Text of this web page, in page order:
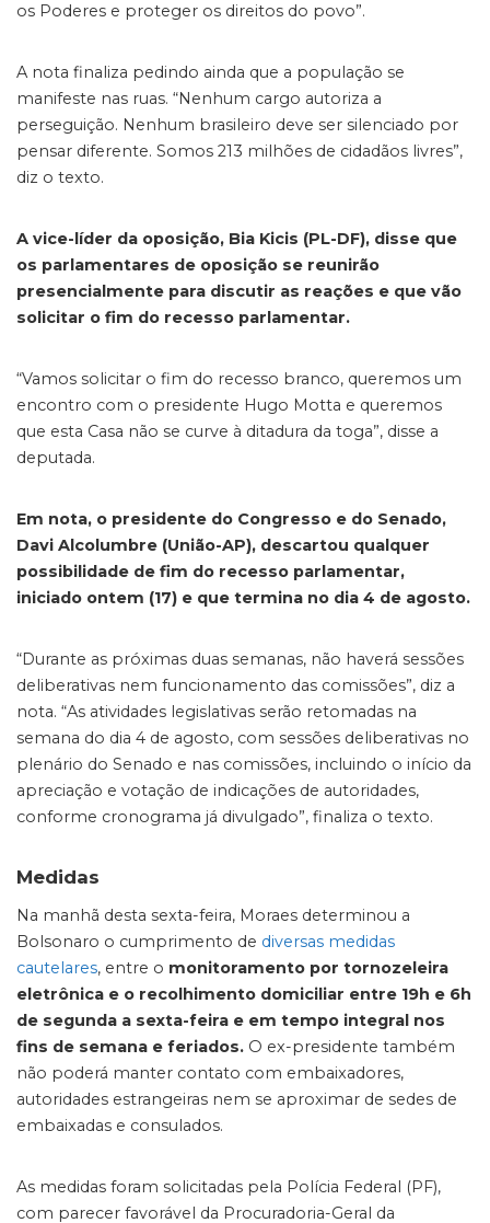
os Poderes e proteger os direitos do povo”.
A nota finaliza pedindo ainda que a população se
manifeste nas ruas. “Nenhum cargo autoriza a
perseguição. Nenhum brasileiro deve ser silenciado por
pensar diferente. Somos 213 milhões de cidadãos livres”,
diz o texto.
A vice-líder da oposição, Bia Kicis (PL-DF), disse que
os parlamentares de oposição se reunirão
presencialmente para discutir as reações e que vão
solicitar o fim do recesso parlamentar.
“Vamos solicitar o fim do recesso branco, queremos um
encontro com o presidente Hugo Motta e queremos
que esta Casa não se curve à ditadura da toga”, disse a
deputada.
Em nota, o presidente do Congresso e do Senado,
Davi Alcolumbre (União-AP), descartou qualquer
possibilidade de fim do recesso parlamentar,
iniciado ontem (17) e que termina no dia 4 de agosto.
“Durante as próximas duas semanas, não haverá sessões
deliberativas nem funcionamento das comissões”, diz a
nota. “As atividades legislativas serão retomadas na
semana do dia 4 de agosto, com sessões deliberativas no
plenário do Senado e nas comissões, incluindo o início da
apreciação e votação de indicações de autoridades,
conforme cronograma já divulgado”, finaliza o texto.
Medidas
Na manhã desta sexta-feira, Moraes determinou a
Bolsonaro o cumprimento de diversas medidas
cautelares, entre o monitoramento por tornozeleira
eletrônica e o recolhimento domiciliar entre 19h e 6h
de segunda a sexta-feira e em tempo integral nos
fins de semana e feriados. O ex-presidente também
não poderá manter contato com embaixadores,
autoridades estrangeiras nem se aproximar de sedes de
embaixadas e consulados.
As medidas foram solicitadas pela Polícia Federal (PF),
com parecer favorável da Procuradoria-Geral da